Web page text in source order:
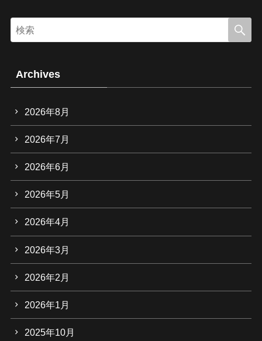
Archives
2026年8月
2026年7月
2026年6月
2026年5月
2026年4月
2026年3月
2026年2月
2026年1月
2025年10月